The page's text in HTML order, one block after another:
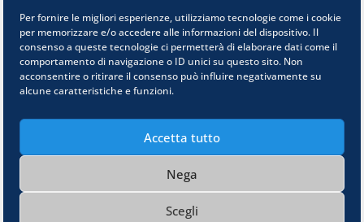
Per fornire le migliori esperienze, utilizziamo tecnologie come i cookie
per memorizzare e/o accedere alle informazioni del dispositivo. Il
consenso a queste tecnologie ci permetterà di elaborare dati come il
comportamento di navigazione o ID unici su questo sito. Non
acconsentire o ritirare il consenso può influire negativamente su
alcune caratteristiche e funzioni.
Accetta tutto
Nega
Scegli
© Congress&Learning is an Uvet American
Express Global Business Travel Company /
legale Bastioni di Porta Volta 10 - 20121 Milano -
P.IVA 04928790965